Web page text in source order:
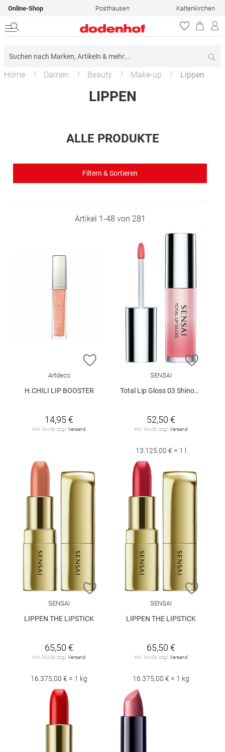
Online-Shop Posthausen Kaltenkirchen
Home Damen Beauty Make-up Lippen
LIPPEN
ALLE PRODUKTE
Filtern & Sortieren
Artikel 1-48 von 281
ZUR WUNSCHLISTE HINZUFÜGEN
Artdeco
H.CHILI LIP BOOSTER
14,95 €
inkl. MwSt. zzgl. Versand
ZUR
SENSAI
Total Lip Gloss 03 Shinonome Coral
52,50 €
inkl. MwSt. zzgl. Versand
13.125,00 € = 1 l
ZUR WUNSCHLISTE HINZUFÜGEN
SENSAI
LIPPEN THE LIPSTICK
65,50 €
inkl. MwSt. zzgl. Versand
16.375,00 € = 1 kg
ZUR
SENSAI
LIPPEN THE LIPSTICK
65,50 €
inkl. MwSt. zzgl. Versand
16.375,00 € = 1 kg